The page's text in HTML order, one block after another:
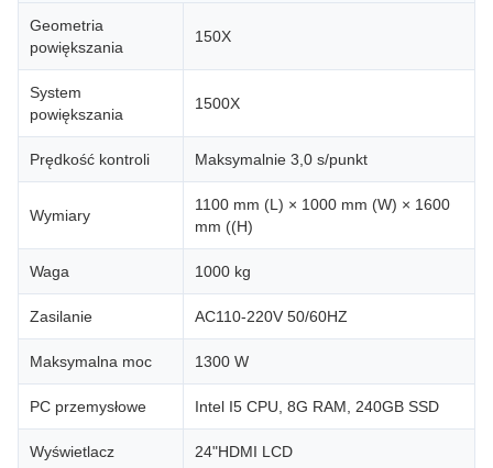
Geometria
powiększania
150X
System
powiększania
1500X
Prędkość kontroli Maksymalnie 3,0 s/punkt
Wymiary
1100 mm (L) × 1000 mm (W) × 1600
mm ((H)
Waga 1000 kg
Zasilanie AC110-220V 50/60HZ
Maksymalna moc 1300 W
PC przemysłowe Intel I5 CPU, 8G RAM, 240GB SSD
Wyświetlacz 24"HDMI LCD